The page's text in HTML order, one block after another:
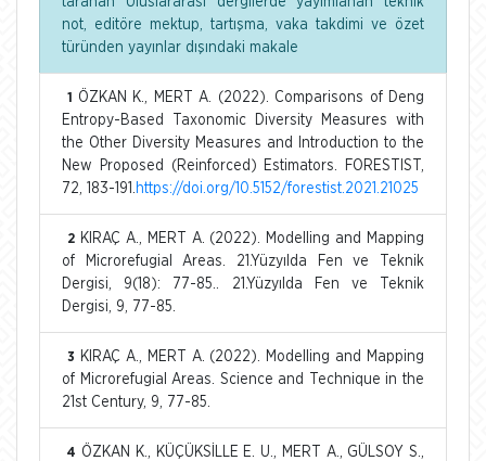
not, editöre mektup, tartışma, vaka takdimi ve özet
türünden yayınlar dışındaki makale
1
ÖZKAN K., MERT A. (2022). Comparisons of Deng
Entropy-Based Taxonomic Diversity Measures with
the Other Diversity Measures and Introduction to the
New Proposed (Reinforced) Estimators. FORESTIST,
72, 183-191. https://doi.org/10.5152/forestist.2021.21025
2 KIRAÇ A., MERT A. (2022). Modelling and Mapping
of Microrefugial Areas. 21.Yüzyılda Fen ve Teknik
Dergisi, 9(18): 77-85.. 21.Yüzyılda Fen ve Teknik
Dergisi, 9, 77-85.
3
KIRAÇ A., MERT A. (2022). Modelling and Mapping
of Microrefugial Areas. Science and Technique in the
21st Century, 9, 77-85.
4 ÖZKAN K., KÜÇÜKSİLLE E. U., MERT A., GÜLSOY S.,